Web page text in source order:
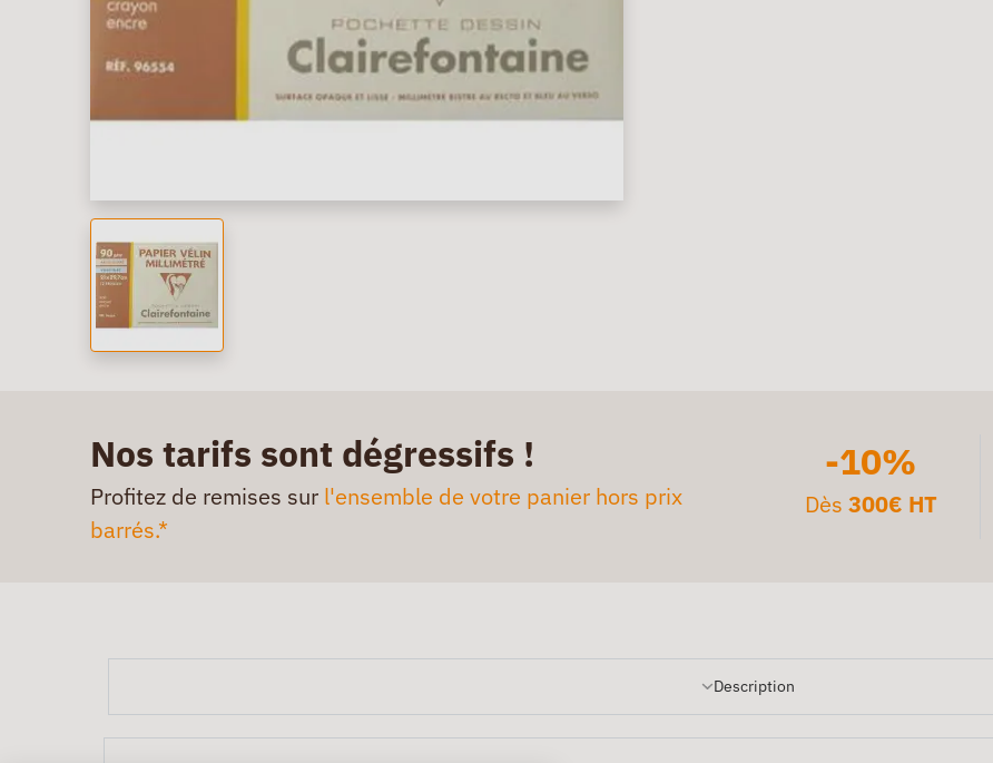
Nos tarifs sont dégressifs !
Profitez de remises sur l'ensemble de votre panier hors prix
barrés.*
-10%
Dès 300€ HT
Description